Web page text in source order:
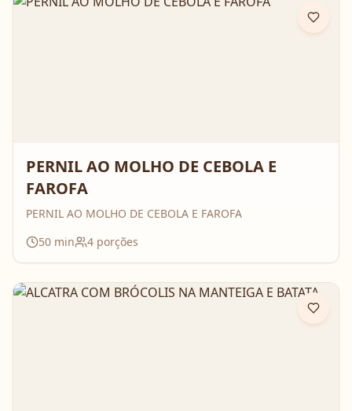
PERNIL AO MOLHO DE CEBOLA E
FAROFA
PERNIL AO MOLHO DE CEBOLA E FAROFA
50 min 4 porções